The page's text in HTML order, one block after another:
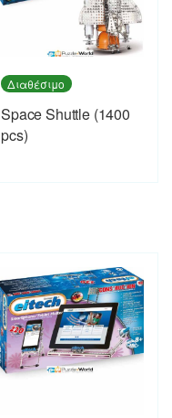
Διαθέσιμο
Space Shuttle (1400
pcs)